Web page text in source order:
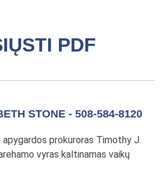
PDF
STONE - 508-584-8120
prokuroras Timothy J.
vyras kaltinamas vaikų